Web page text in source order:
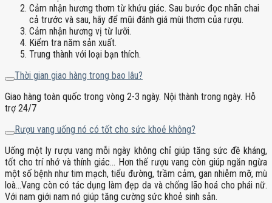
Cảm nhận hương thơm từ khứu giác. Sau bước đọc nhãn chai
cả trước và sau, hãy để mũi đánh giá mùi thơm của rượu.
Cảm nhận hương vị từ lưỡi.
Kiểm tra năm sản xuất.
Trung thành với loại bạn thích.
Thời gian giao hàng trong bao lâu?
Giao hàng toàn quốc trong vòng 2-3 ngày. Nội thành trong ngày. Hỗ
trợ 24/7
Rượu vang uống nó có tốt cho sức khoẻ không?
Uống một ly rượu vang mỗi ngày không chỉ giúp tăng sức đề kháng,
tốt cho trí nhớ và thính giác… Hơn thế rượu vang còn giúp ngăn ngừa
một số bệnh như tim mạch, tiểu đường, trầm cảm, gan nhiễm mỡ, mù
loà…Vang còn có tác dụng làm đẹp da và chống lão hoá cho phái nữ.
Với nam giới nam nó giúp tăng cường sức khoẻ sinh sản.